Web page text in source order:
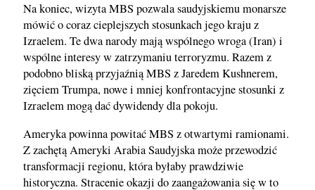
Na koniec, wizyta MBS pozwala saudyjskiemu monarsze
mówić o coraz cieplejszych stosunkach jego kraju z
Izraelem. Te dwa narody mają wspólnego wroga (Iran) i
wspólne interesy w zatrzymaniu terroryzmu. Razem z
podobno bliską przyjaźnią MBS z Jaredem Kushnerem,
zięciem Trumpa, nowe i mniej konfrontacyjne stosunki z
Izraelem mogą dać dywidendy dla pokoju.
Ameryka powinna powitać MBS z otwartymi ramionami.
Z zachętą Ameryki Arabia Saudyjska może przewodzić
transformacji regionu, która byłaby prawdziwie
historyczna. Stracenie okazji do zaangażowania się w to